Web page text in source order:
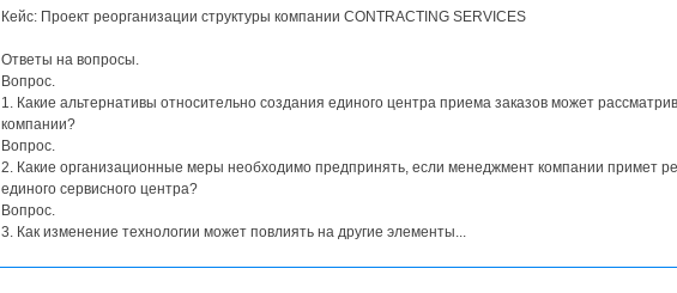
Кейс: Проект реорганизации структуры компании CONTRACTING SERVICES
Ответы на вопросы.
Вопрос.
1. Какие альтернативы относительно создания единого центра приема заказов может
компании?
Вопрос.
2. Какие организационные меры необходимо предпринять, если менеджмент компании примет
единого сервисного центра?
Вопрос.
3. Как изменение технологии может повлиять на другие элементы...